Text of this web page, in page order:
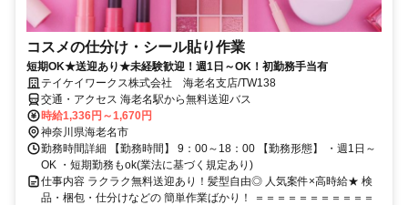
コスメの仕分け・シール貼り作業
短期OK★送迎あり★未経験歓迎！週1日～OK！初勤務手当有
テイケイワークス株式会社 海老名支店/TW138
交通・アクセス 海老名駅から無料送迎バス
時給1,336円～1,670円
神奈川県海老名市
勤務時間詳細 【勤務時間】 9：00～18：00 【勤務形態】 ・週1日～
OK ・短期勤務もok(業法に基づく規定あり)
仕事内容 ラクラク無料送迎あり！髪型自由◎ 人気案件×高時給★ 検
品・梱包・仕分けなどの 簡単作業ばかり！ ＝＝＝＝＝＝＝＝＝＝＝